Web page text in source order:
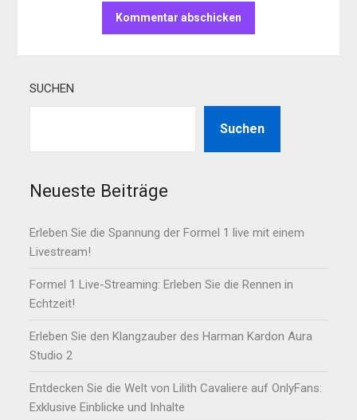
SUCHEN
Suchen
Neueste Beiträge
Erleben Sie die Spannung der Formel 1 live mit einem
Livestream!
Formel 1 Live-Streaming: Erleben Sie die Rennen in
Echtzeit!
Erleben Sie den Klangzauber des Harman Kardon Aura
Studio 2
Entdecken Sie die Welt von Lilith Cavaliere auf OnlyFans:
Exklusive Einblicke und Inhalte